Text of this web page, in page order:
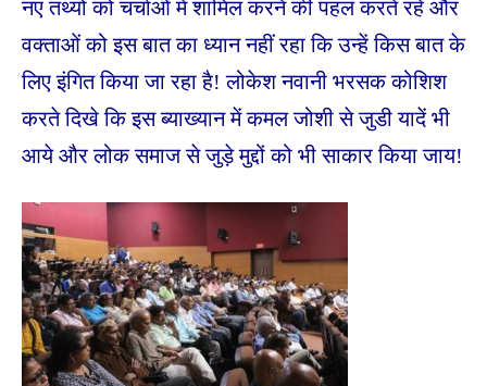
नए तथ्यों को चर्चाओं में शामिल करने की पहल करते रहे और
वक्ताओं को इस बात का ध्यान नहीं रहा कि उन्हें किस बात के
लिए इंगित किया जा रहा है! लोकेश नवानी भरसक कोशिश
करते दिखे कि इस ब्याख्यान में कमल जोशी से जुडी यादें भी
आये और लोक समाज से जुड़े मुद्दों को भी साकार किया जाय!